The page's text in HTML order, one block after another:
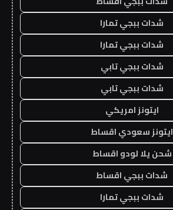
شدات ببجي تمارا
شدات ببجي تمارا
شدات ببجي تابي
شدات ببجي تابي
ايتونز امريكي
ايتونز سعودي اقساط
شحن يلا لودو اقساط
شدات ببجي اقساط
شدات ببجي تمارا